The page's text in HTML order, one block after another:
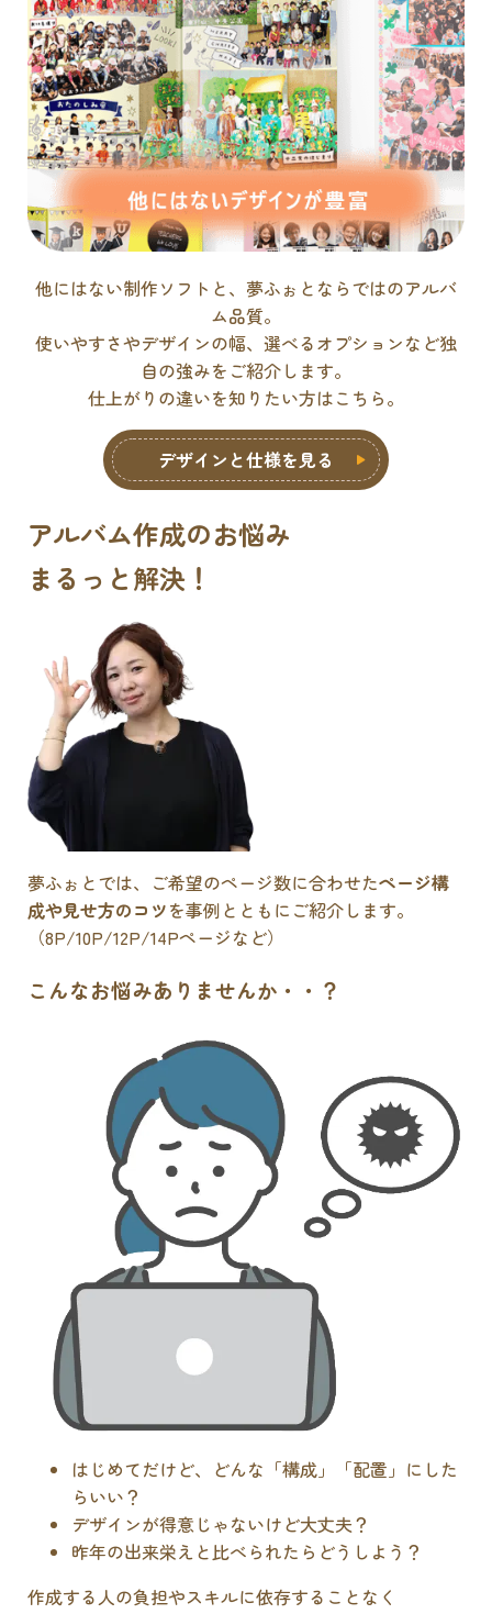
他にはない制作ソフトと、夢ふぉとならではのアルバ
ム品質。
使いやすさやデザインの幅、選べるオプションなど独
自の強みをご紹介します。
仕上がりの違いを知りたい方はこちら。
デザインと仕様を見る
アルバム作成のお悩み
まるっと解決 ！
夢ふぉとでは、ご希望のページ数に合わせたページ構
成や見せ方のコツを事例とともにご紹介します。
（8P/10P/12P/14Pページなど）
こんなお悩みありませんか・・？
はじめてだけど、どんな「構成」「配置」にした
らいい？
デザインが得意じゃないけど大丈夫？
昨年の出来栄えと比べられたらどうしよう？
作成する人の負担やスキルに依存することなく